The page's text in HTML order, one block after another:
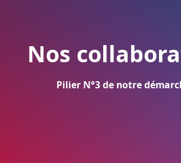
Nos
Pilier N°3 de notre